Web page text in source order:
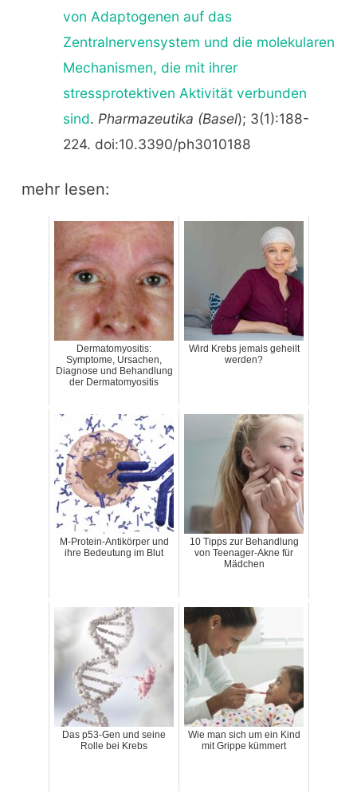
von Adaptogenen auf das
Zentralnervensystem und die molekularen
Mechanismen, die mit ihrer
stressprotektiven Aktivität verbunden
sind. Pharmazeutika (Basel); 3(1):188-
224. doi:10.3390/ph3010188
mehr lesen:
Dermatomyositis:
Symptome, Ursachen,
Diagnose und Behandlung
der Dermatomyositis
Wird Krebs jemals geheilt
werden?
M-Protein-Antikörper und
ihre Bedeutung im Blut
10 Tipps zur Behandlung
von Teenager-Akne für
Mädchen
Das p53-Gen und seine
Rolle bei Krebs
Wie man sich um ein Kind
mit Grippe kümmert